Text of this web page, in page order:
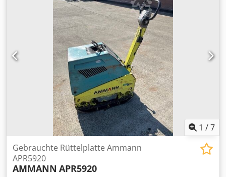
1 /7
Gebrauchte Rüttelplatte Ammann
APR5920
AMMANN APR5920